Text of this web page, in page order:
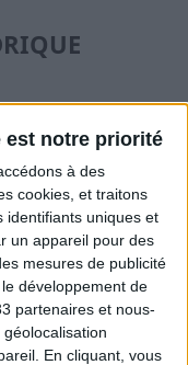
est notre priorité
à des
cookies, et traitons
identifiants uniques et
un appareil pour des
mesures de publicité
développement de
partenaires et nous-
En cliquant, vous
bleu pétrole